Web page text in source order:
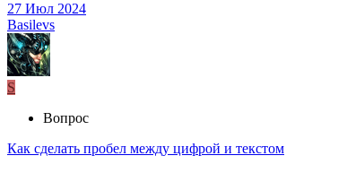
27 Июл 2024
Basilevs
S
Вопрос
Как сделать пробел между цифрой и текстом